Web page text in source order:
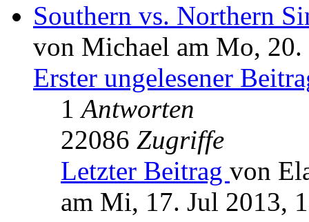
Southern vs. Northern
von Michael am Mo,
Erster ungelesener
1Antworten
22086 Zugriffe
Letzter Beitrag von
am Mi, 17. Jul 2013,